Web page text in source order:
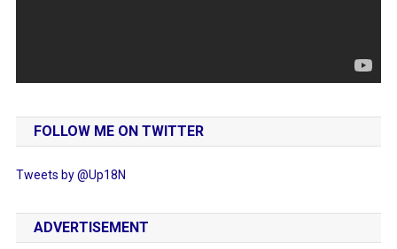
FOLLOW ME ON TWITTER
Tweets by @Up18N
ADVERTISEMENT